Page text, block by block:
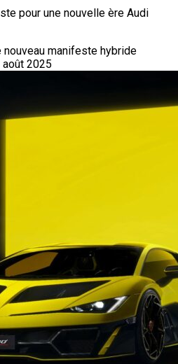
pour une nouvelle ère Audi
nouveau manifeste hybride
août 2025